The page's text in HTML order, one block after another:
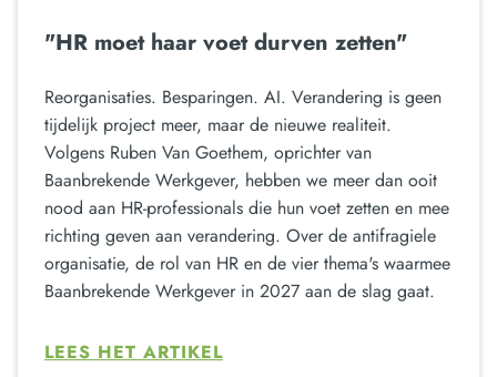
"HR moet haar voet durven zetten"
Reorganisaties. Besparingen. AI. Verandering is geen
tijdelijk project meer, maar de nieuwe realiteit.
Volgens Ruben Van Goethem, oprichter van
Baanbrekende Werkgever, hebben we meer dan ooit
nood aan HR-professionals die hun voet zetten en mee
richting geven aan verandering. Over de antifragiele
organisatie, de rol van HR en de vier thema's waarmee
Baanbrekende Werkgever in 2027 aan de slag gaat.
LEES HET ARTIKEL